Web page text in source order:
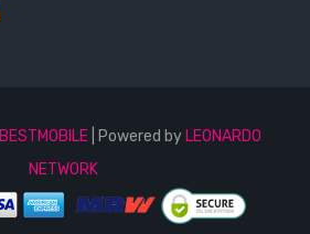
BESTMOBILE| Powered by LEONARDO
NETWORK